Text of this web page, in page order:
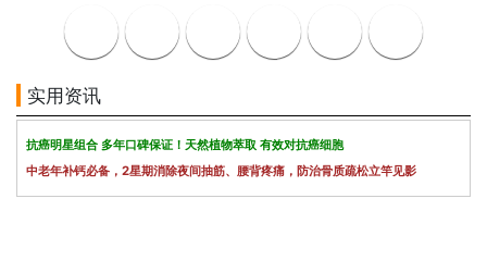
实用资讯
抗癌明星组合 多年口碑保证！天然植物萃取 有效对抗癌细胞
中老年补钙必备，2星期消除夜间抽筋、腰背疼痛，防治骨质疏松立竿见影